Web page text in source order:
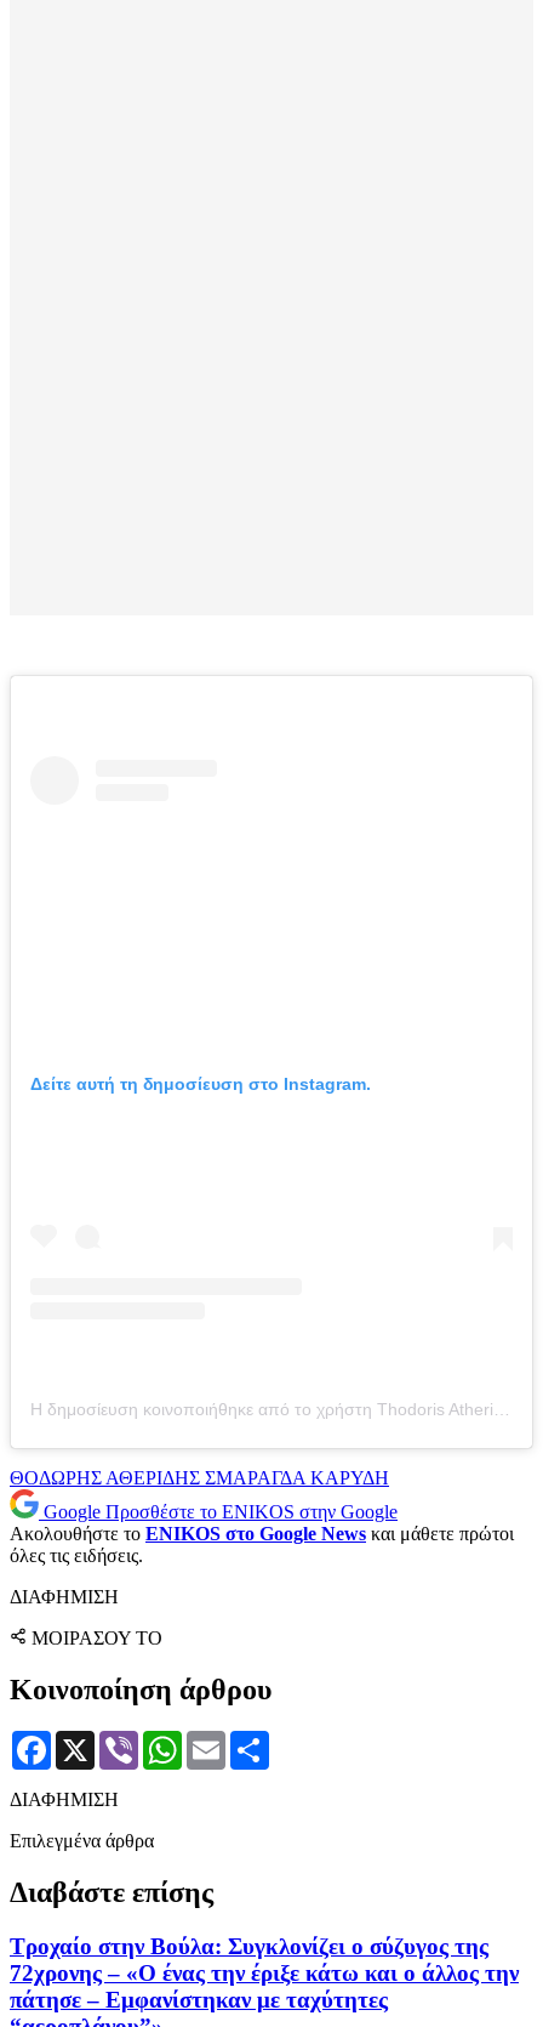
Δείτε αυτή τη δημοσίευση στο Instagram.
Η δημοσίευση κοινοποιήθηκε από το χρήστη Thodoris Atheridis (@atheridis_thodoris_official)
ΘΟΔΩΡΗΣ ΑΘΕΡΙΔΗΣ ΣΜΑΡΑΓΔΑ ΚΑΡΥΔΗ
Google Προσθέστε το ENIKOS στην Google
Ακολουθήστε το ENIKOS στο Google News και μάθετε πρώτοι
όλες τις ειδήσεις.
ΔΙΑΦΗΜΙΣΗ
ΜΟΙΡΑΣΟΥ ΤΟ
Κοινοποίηση άρθρου
Facebook
X Viber WhatsApp
Email
ΔΙΑΦΗΜΙΣΗ
Επιλεγμένα άρθρα
Διαβάστε επίσης
Τροχαίο στην Βούλα: Συγκλονίζει ο σύζυγος της
72χρονης – «Ο ένας την έριξε κάτω και ο άλλος την
πάτησε – Εμφανίστηκαν με ταχύτητες